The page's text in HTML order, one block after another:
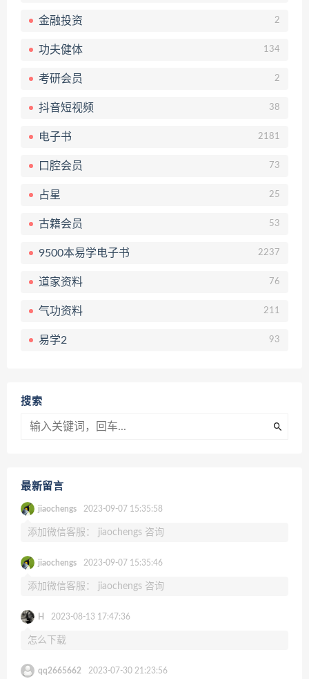
金融投资 2
功夫健体 134
考研会员 2
抖音短视频 38
电子书 2181
口腔会员 73
占星 25
古籍会员 53
9500本易学电子书 2237
道家资料 76
气功资料 211
易学2 93
搜索
最新留言
jiaochengs 2023-09-07 15:35:58
添加微信客服： jiaochengs 咨询
jiaochengs 2023-09-07 15:35:46
添加微信客服： jiaochengs 咨询
H 2023-08-13 17:47:36
怎么下载
qq2665662 2023-07-30 21:23:56